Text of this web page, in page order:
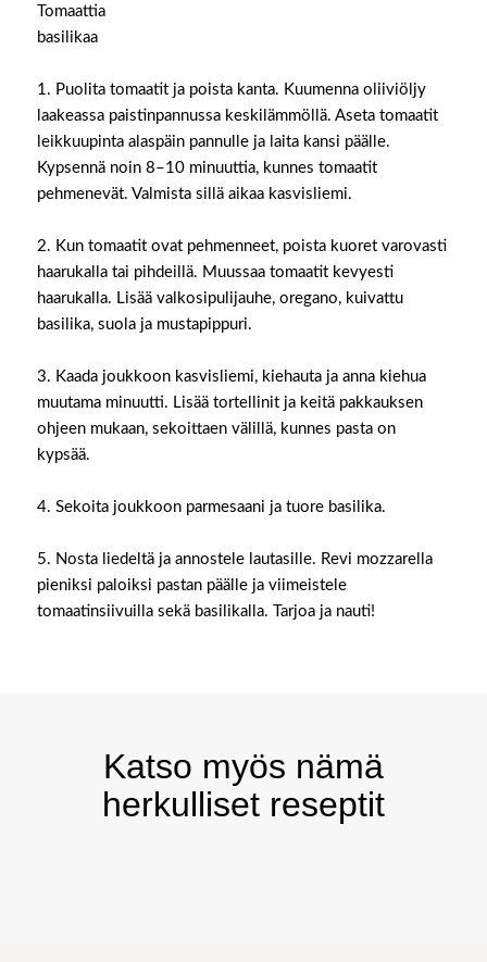
Tomaattia ⁠
basilikaa ⁠
1. Puolita tomaatit ja poista kanta. Kuumenna oliiviöljy
laakeassa paistinpannussa keskilämmöllä. Aseta tomaatit
leikkuupinta alaspäin pannulle ja laita kansi päälle.
Kypsennä noin 8–10 minuuttia, kunnes tomaatit
pehmenevät. Valmista sillä aikaa kasvisliemi. ⁠
2. Kun tomaatit ovat pehmenneet, poista kuoret varovasti
haarukalla tai pihdeillä. Muussaa tomaatit kevyesti
haarukalla. Lisää valkosipulijauhe, oregano, kuivattu
basilika, suola ja mustapippuri. ⁠
3. Kaada joukkoon kasvisliemi, kiehauta ja anna kiehua
muutama minuutti. Lisää tortellinit ja keitä pakkauksen
ohjeen mukaan, sekoittaen välillä, kunnes pasta on
kypsää. ⁠
4. Sekoita joukkoon parmesaani ja tuore basilika. ⁠
5. Nosta liedeltä ja annostele lautasille. Revi mozzarella
pieniksi paloiksi pastan päälle ja viimeistele
tomaatinsiivuilla sekä basilikalla. Tarjoa ja nauti!
Katso myös nämä
herkulliset reseptit